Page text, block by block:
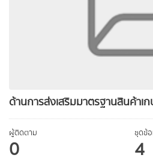
ด้านการส่งเสริมมาตรฐานสินค้าเ
ผู้ติดตาม
0
ชุดข้
4